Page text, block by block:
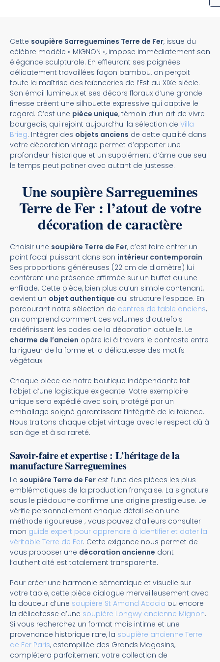
Cette soupière Sarreguemines Terre de Fer, issue du
célèbre modèle « MIGNON », impose immédiatement son
élégance sculpturale. En effleurant ses poignées
délicatement travaillées façon bambou, on perçoit
toute la maîtrise des faïenceries de l’Est au XIXe siècle.
Son émail lumineux et ses décors floraux d’une grande
finesse créent une silhouette expressive qui captive le
regard. C’est une pièce unique, témoin d’un art de vivre
bourgeois, qui rejoint aujourd’hui la sélection de Villa
Brieg. Intégrer des objets anciens de cette qualité dans
votre décoration vintage permet d’apporter une
profondeur historique et un supplément d’âme que seul
le temps peut patiner avec autant de justesse.
Une soupière Sarreguemines
Terre de Fer : l’atout de votre
décoration de caractère
Choisir une soupière Terre de Fer, c’est faire entrer un
point focal puissant dans son intérieur contemporain.
Ses proportions généreuses (22 cm de diamètre) lui
confèrent une présence affirmée sur un buffet ou une
enfilade. Cette pièce, bien plus qu’un simple contenant,
devient un objet authentique qui structure l’espace. En
parcourant notre sélection de centres de table anciens,
on comprend comment ces volumes d’autrefois
redéfinissent les codes de la décoration actuelle. Le
charme de l’ancien opère ici à travers le contraste entre
la rigueur de la forme et la délicatesse des motifs
végétaux.
Chaque pièce de notre boutique indépendante fait
l’objet d’une logistique exigeante. Votre exemplaire
unique sera expédié avec soin, protégé par un
emballage soigné garantissant l’intégrité de la faïence.
Nous traitons chaque objet vintage avec le respect dû à
son âge et à sa rareté.
Savoir-faire et expertise : L’héritage de la
manufacture Sarreguemines
La soupière Terre de Fer est l’une des pièces les plus
emblématiques de la production française. La signature
sous le piédouche confirme une origine prestigieuse. Je
vérifie personnellement chaque détail selon une
méthode rigoureuse ; vous pouvez d’ailleurs consulter
mon guide expert pour apprendre à identifier et dater la
véritable Terre de Fer. Cette exigence nous permet de
vous proposer une décoration ancienne dont
l’authenticité est totalement transparente.
Pour créer une harmonie sémantique et visuelle sur
votre table, cette pièce dialogue merveilleusement avec
la douceur d’une soupière St Amand Acacia ou encore
la délicatesse d’une soupière Longwy ancienne Mignon.
Si vous recherchez un format mais intime et une
provenance historique rare, la soupière ancienne Terre
de Fer Paris, estampillée des Grands Magasins,
complétera parfaitement votre collection de